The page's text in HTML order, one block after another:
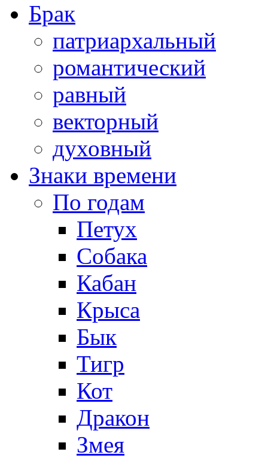
Брак
патриархальный
романтический
равный
векторный
духовный
Знаки времени
По годам
Петух
Собака
Кабан
Крыса
Бык
Тигр
Кот
Дракон
Змея